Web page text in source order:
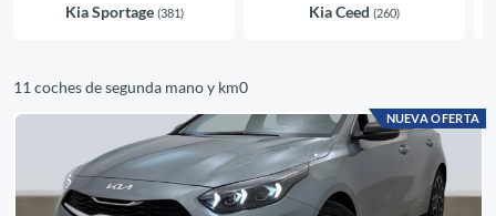
Kia Sportage (381) Kia Ceed (260)
11 coches de segunda mano y km0
NUEVA OFERTA